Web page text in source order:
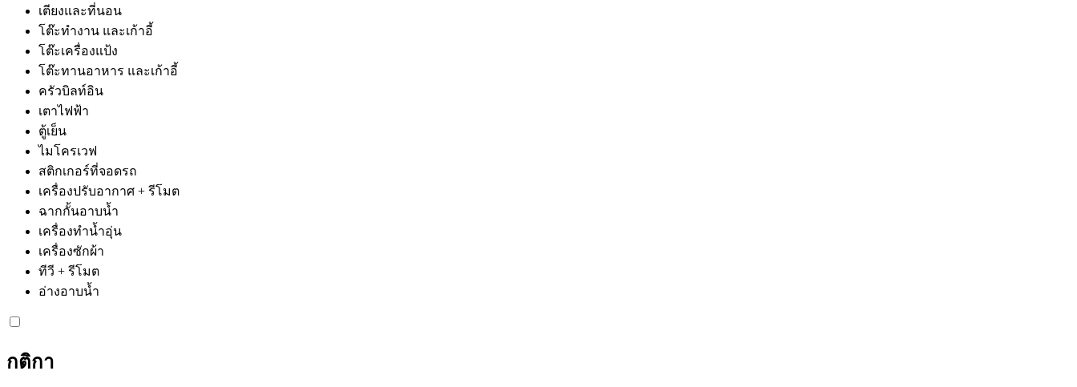
เตียงและที่นอน
โต๊ะทำงาน และเก้าอี้
โต๊ะเครื่องแป้ง
โต๊ะทานอาหาร และเก้าอี้
ครัวบิลท์อิน
เตาไฟฟ้า
ตู้เย็น
ไมโครเวฟ
สติกเกอร์ที่จอดรถ
เครื่องปรับอากาศ + รีโมต
ฉากกั้นอาบน้ำ
เครื่องทำน้ำอุ่น
เครื่องซักผ้า
ทีวี + รีโมต
อ่างอาบน้ำ
กติกา